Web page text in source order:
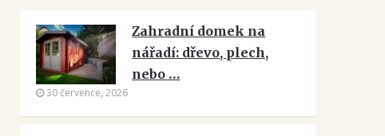
Zahradní domek na
nářadí: dřevo, plech,
nebo …
30 července, 2026